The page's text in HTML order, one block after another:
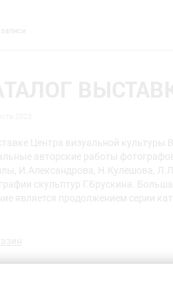
Центра визуальной культуры
авторские работы
И.Александрова, Н.Кулешова,
скульптур Г.Брускина.
является продолжением серии